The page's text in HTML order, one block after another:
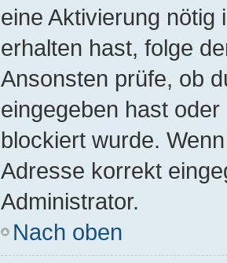
eine Aktivierung nötig
erhalten hast, folge
Ansonsten prüfe, ob
eingegeben hast
blockiert wurde.
Adresse korrekt
Administrator.
Nach oben